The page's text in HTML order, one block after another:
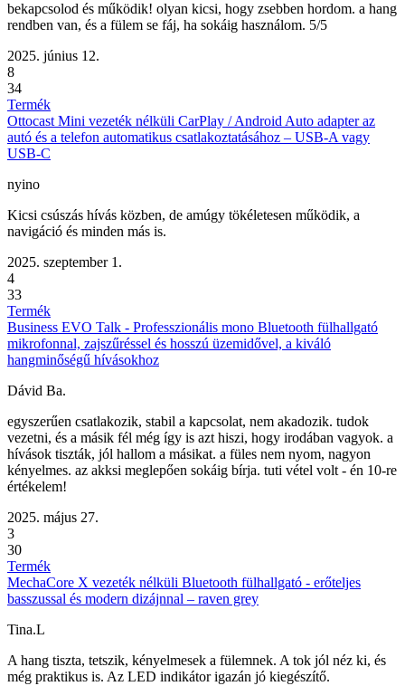
bekapcsolod és működik! olyan kicsi, hogy zsebben hordom. a hang
rendben van, és a fülem se fáj, ha sokáig használom. 5/5
2025. június 12.
8
34
Termék
Ottocast Mini vezeték nélküli CarPlay / Android Auto adapter az
autó és a telefon automatikus csatlakoztatásához – USB-A vagy
USB-C
nyino
Kicsi csúszás hívás közben, de amúgy tökéletesen működik, a
navigáció és minden más is.
2025. szeptember 1.
4
33
Termék
Business EVO Talk - Professzionális mono Bluetooth fülhallgató
mikrofonnal, zajszűréssel és hosszú üzemidővel, a kiváló
hangminőségű hívásokhoz
Dávid Ba.
egyszerűen csatlakozik, stabil a kapcsolat, nem akadozik. tudok
vezetni, és a másik fél még így is azt hiszi, hogy irodában vagyok. a
hívások tiszták, jól hallom a másikat. a füles nem nyom, nagyon
kényelmes. az akksi meglepően sokáig bírja. tuti vétel volt - én 10-re
értékelem!
2025. május 27.
3
30
Termék
MechaCore X vezeték nélküli Bluetooth fülhallgató - erőteljes
basszussal és modern dizájnnal – raven grey
Tina.L
A hang tiszta, tetszik, kényelmesek a fülemnek. A tok jól néz ki, és
még praktikus is. Az LED indikátor igazán jó kiegészítő.